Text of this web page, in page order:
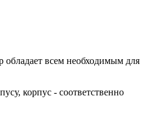
всем необходимым для
корпус - соответственно